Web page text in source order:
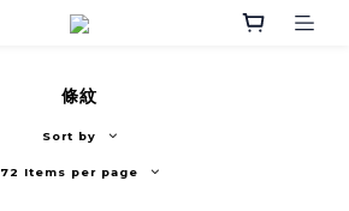
條紋
Sort by
72 Items per page